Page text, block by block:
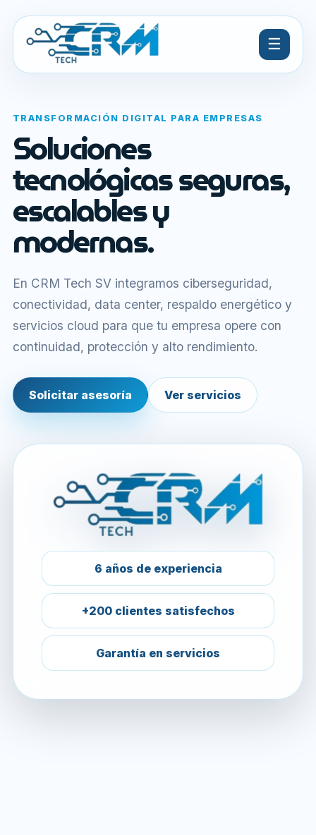
☰
TRANSFORMACIÓN DIGITAL PARA EMPRESAS
Soluciones
tecnológicas seguras,
escalables y
modernas.
En CRM Tech SV integramos ciberseguridad,
conectividad, data center, respaldo energético y
servicios cloud para que tu empresa opere con
continuidad, protección y alto rendimiento.
Solicitar asesoría Ver servicios
6 años de experiencia
+200 clientes satisfechos
Garantía en servicios